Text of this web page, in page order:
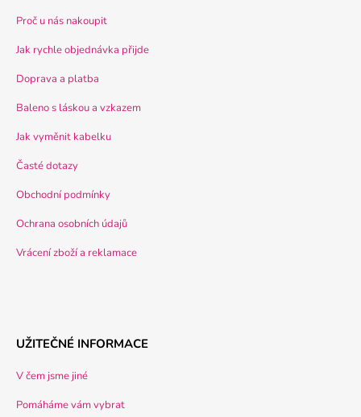
Proč u nás nakoupit
Jak rychle objednávka přijde
Doprava a platba
Baleno s láskou a vzkazem
Jak vyměnit kabelku
Časté dotazy
Obchodní podmínky
Ochrana osobních údajů
Vrácení zboží a reklamace
UŽITEČNÉ INFORMACE
V čem jsme jiné
Pomáháme vám vybrat